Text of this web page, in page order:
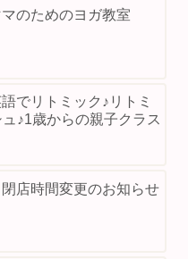
マのためのヨガ教室
語でリトミック♪リトミ
♪1歳からの親子クラス
店時間変更のお知らせ